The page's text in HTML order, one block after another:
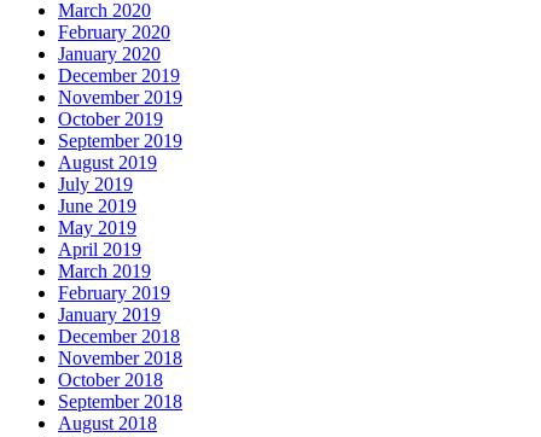
March 2020
February 2020
January 2020
December 2019
November 2019
October 2019
September 2019
August 2019
July 2019
June 2019
May 2019
April 2019
March 2019
February 2019
January 2019
December 2018
November 2018
October 2018
September 2018
August 2018